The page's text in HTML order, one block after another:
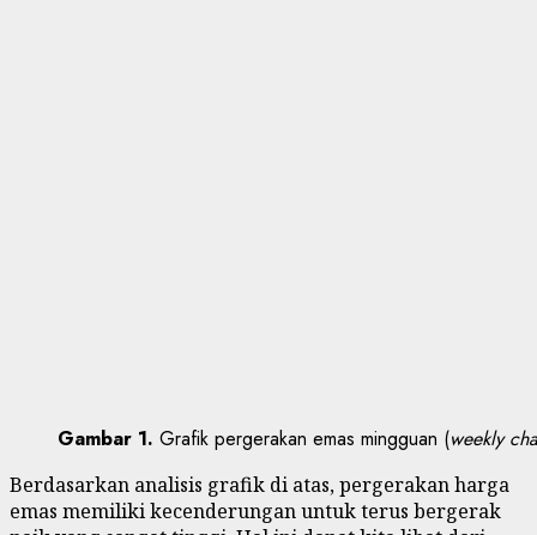
Gambar 1. Grafik pergerakan emas mingguan (weekly
Berdasarkan analisis grafik di atas, pergerakan harga
emas memiliki kecenderungan untuk terus bergerak